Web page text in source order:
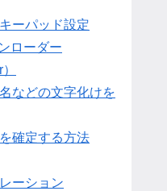
ーパッド設定
ローダー
などの文字化けを
確定する方法
ーション